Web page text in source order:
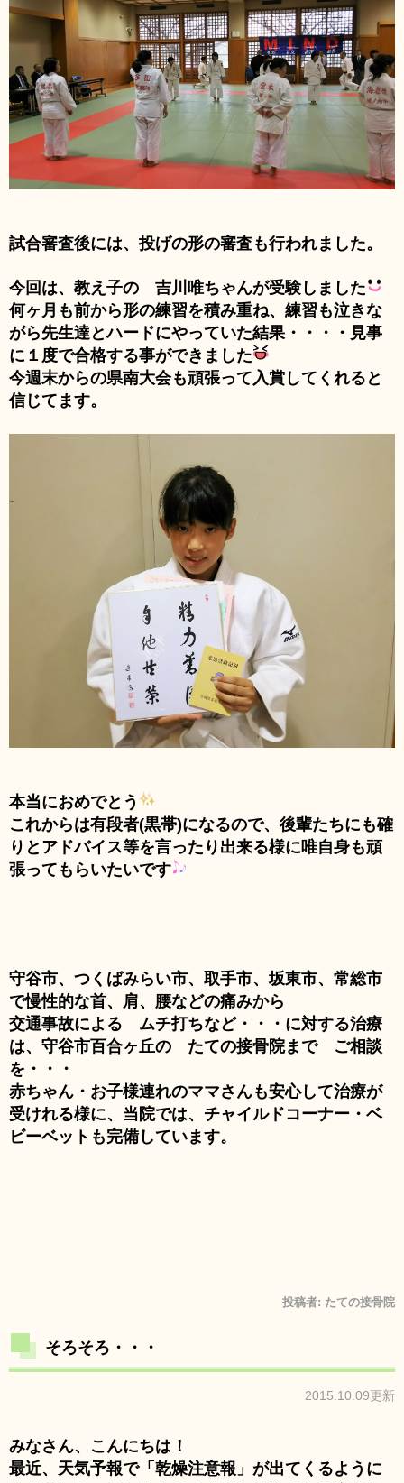
試合審査後には、投げの形の審査も行われました。
今回は、教え子の 吉川唯ちゃんが受験しました
何ヶ月も前から形の練習を積み重ね、練習も泣きな
がら先生達とハードにやっていた結果・・・・見事
に１度で合格する事ができました
今週末からの県南大会も頑張って入賞してくれると
信じてます。
本当におめでとう
これからは有段者(黒帯)になるので、後輩たちにも確
りとアドバイス等を言ったり出来る様に唯自身も頑
張ってもらいたいです
守谷市、つくばみらい市、取手市、坂東市、常総市
で慢性的な首、肩、腰などの痛みから
交通事故による ムチ打ちなど・・・に対する治療
は、守谷市百合ヶ丘の たての接骨院まで ご相談
を・・・
赤ちゃん・お子様連れのママさんも安心して治療が
受けれる様に、当院では、チャイルドコーナー・ベ
ビーベットも完備しています。
投稿者: たての接骨院
そろそろ・・・
2015.10.09更新
みなさん、こんにちは！
最近、天気予報で「乾燥注意報」が出てくるように